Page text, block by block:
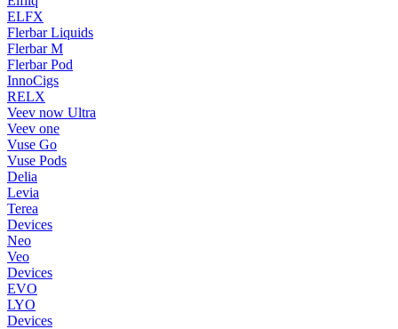
ELFX
Flerbar Liquids
Flerbar M
Flerbar Pod
InnoCigs
RELX
Veev now Ultra
Veev one
Vuse Go
Vuse Pods
Delia
Levia
Terea
Devices
Neo
Veo
Devices
EVO
LYO
Devices